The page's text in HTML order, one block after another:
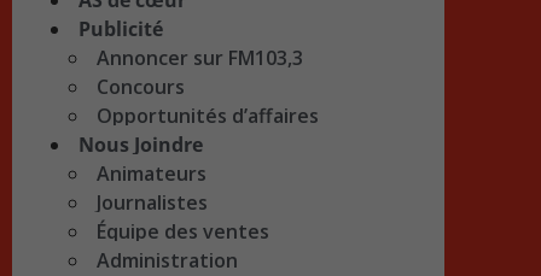
Publicité
Annoncer sur FM103,3
Concours
Opportunités d’affaires
Nous Joindre
Animateurs
Journalistes
Équipe des ventes
Administration